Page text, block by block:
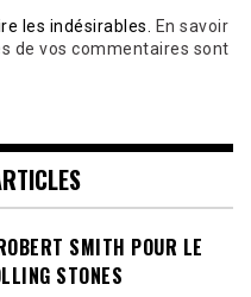
les indésirables.
En savoir
de vos commentaires sont
SMITH POUR LE
STONES